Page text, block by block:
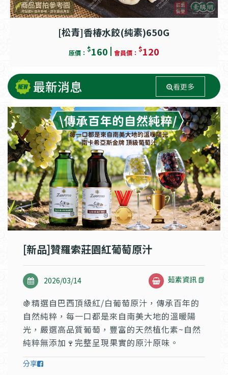
[松青]香椿水餃(純素)650G
原價： $160 會員價： $120
最新消息 看更多
[新品]贊羅索莊園紅葡萄原汁
2026/03/14 茹素資訊 📗
🍇精選自巴西頂級紅/白葡萄原汁，傳承百年的
自然純粹，每一口都是來自南美大地的溫暖陽
光，嚴選高品質葡萄，豐富的天然植化素~自然
純粹無添加🍷完整呈現果實的原汁原味。
分享